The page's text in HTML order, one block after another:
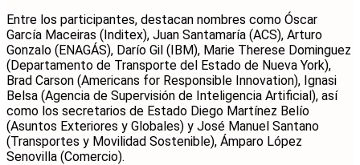
Entre los participantes, destacan nombres como Óscar
García Maceiras (Inditex), Juan Santamaría (ACS), Arturo
Gonzalo (ENAGÁS), Darío Gil (IBM), Marie Therese Dominguez
(Departamento de Transporte del Estado de Nueva York),
Brad Carson (Americans for Responsible Innovation), Ignasi
Belsa (Agencia de Supervisión de Inteligencia Artificial), así
como los secretarios de Estado Diego Martínez Belío
(Asuntos Exteriores y Globales) y José Manuel Santano
(Transportes y Movilidad Sostenible), Ámparo López
Senovilla (Comercio).